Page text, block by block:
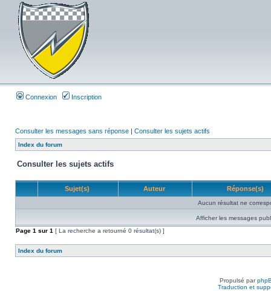
Connexion Inscription
Consulter les messages sans réponse | Consulter les sujets actifs
Index du forum
Consulter les sujets actifs
Sujet(s) Auteur Réponse(s)
Aucun résultat ne
Afficher les messages
Page 1 sur 1 [ La recherche a retourné 0 résultat(s) ]
Index du forum
Propulsé par
Traduction et